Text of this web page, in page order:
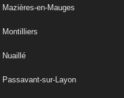
Mazières-en-Mauges
Montilliers
Nuaillé
Passavant-sur-Layon